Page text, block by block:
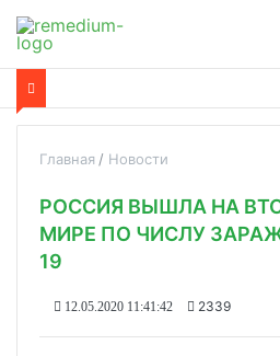
Главная Новости
РОССИЯ ВЫШЛА НА
МИРЕ ПО ЧИСЛУ
19
12.05.2020 11:41:42 2339